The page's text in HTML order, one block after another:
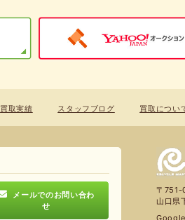
買取実績 スタッフブログ 買取につい
メールでのお問い合わ
せ
〒751-
山口県